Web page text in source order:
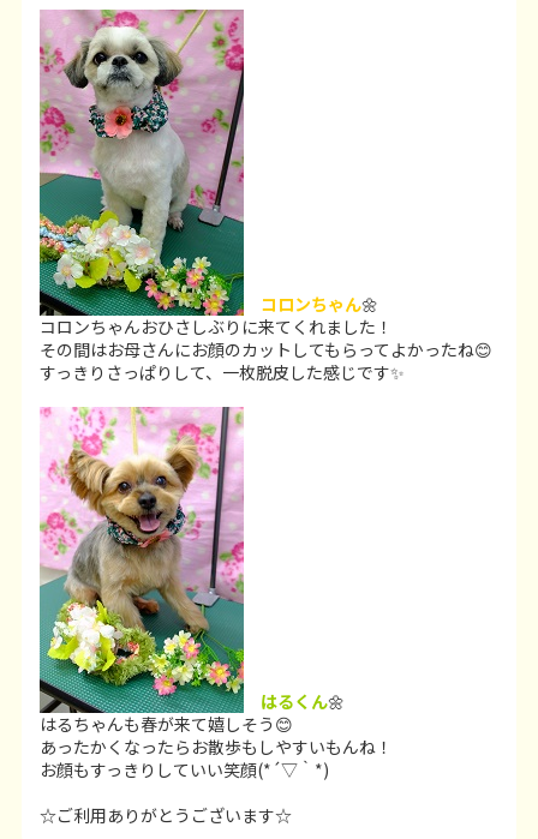
コロンちゃん🌼
コロンちゃんおひさしぶりに来てくれました！
その間はお母さんにお顔のカットしてもらってよかったね😊
すっきりさっぱりして、一枚脱皮した感じです✨
はるくん🌼
はるちゃんも春が来て嬉しそう😊
あったかくなったらお散歩もしやすいもんね！
お顔もすっきりしていい笑顔(*´▽｀*)
☆ご利用ありがとうございます☆